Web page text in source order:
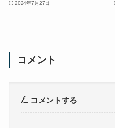
2024年7月27日
コメント
コメントする